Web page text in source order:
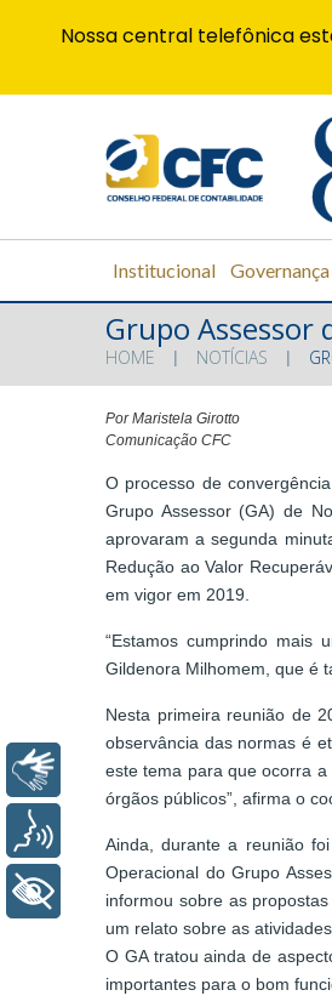
Institucional Governança
Grupo
HOME NOTÍCIAS
Por Maristela Girotto
Comunicação CFC
O processo de
Grupo Assessor (GA) de
aprovaram a segunda
Redução ao Valor
em vigor em 2019.
“Estamos cumprindo mais
Gildenora Milhomem, que é
Nesta primeira reunião de
observância das normas é
este tema para que ocorra
órgãos públicos”, afirma o
Ainda, durante a reunião
Operacional do Grupo
informou sobre as
um relato sobre as
O GA tratou ainda de
importantes para o bom
Nossa central telefônica
Libras
+ Acessibilidade